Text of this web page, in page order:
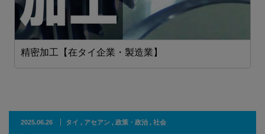
精密加工【在タイ企業・製造業】
2025.06.26 タイ , アセアン , 政策・政治, 社会